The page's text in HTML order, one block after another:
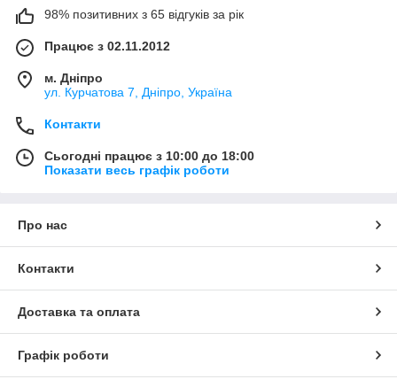
98% позитивних з 65 відгуків за рік
Працює з 02.11.2012
м. Дніпро
ул. Курчатова 7, Дніпро, Україна
Контакти
Сьогодні працює з 10:00 до 18:00
Показати весь графік роботи
Про нас
Контакти
Доставка та оплата
Графік роботи